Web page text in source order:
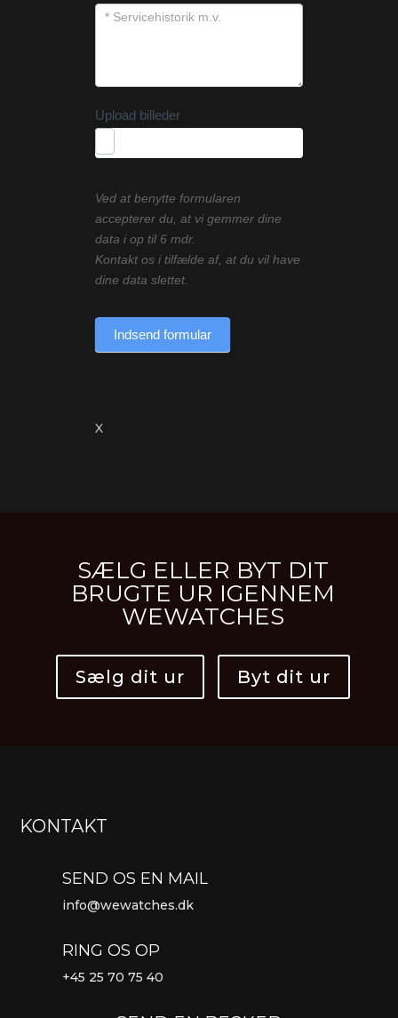
Upload billeder
Ved at benytte formularen
accepterer du, at vi gemmer dine
data i op til 6 mdr.
Kontakt os i tilfælde af, at du vil have
dine data slettet.
Indsend formular
X
SÆLG ELLER BYT DIT
BRUGTE UR IGENNEM
WEWATCHES
Sælg dit ur Byt dit ur
KONTAKT
SEND OS EN MAIL
info@wewatches.dk
RING OS OP
+45 25 70 75 40